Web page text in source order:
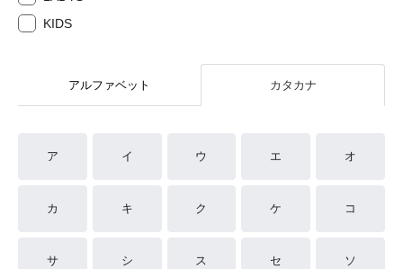
KIDS
アルファベット カタカナ
ア イ ウ エ オ
カ キ ク ケ コ
サ シ ス セ ソ